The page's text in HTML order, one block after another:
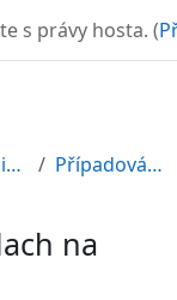
s právy hosta. (
Komunikace v pracovním prostředí Případová studie - Poplach na pracovišti
na